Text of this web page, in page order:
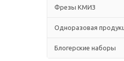
Фрезы КМИЗ
Одноразовая
Блогерские наборы